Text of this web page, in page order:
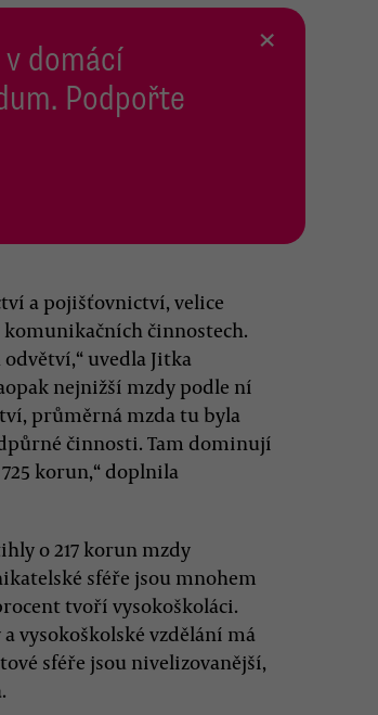
domácí
Podpořte
×
a pojišťovnictví, velice
činnostech.
uvedla Jitka
nejnižší mzdy podle ní
průměrná mzda tu byla
činnosti. Tam dominují
korun,“ doplnila
o 217 korun mzdy
sféře jsou mnohem
tvoří vysokoškoláci.
vysokoškolské vzdělání má
sféře jsou nivelizovanější,